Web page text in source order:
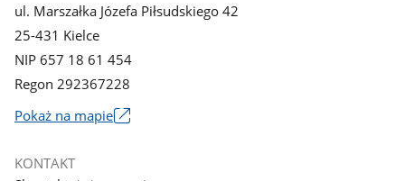
ul. Marszałka Józefa Piłsudskiego 42
25-431 Kielce
NIP 657 18 61 454
Regon 292367228
Pokaż na mapieLink
KONTAKT